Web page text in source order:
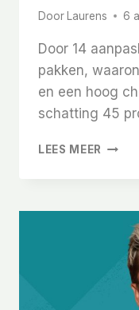
Door Laurens 6
Door 14
pakken,
en een hoog
schatting 45
LEES MEER
ZIJN
VOOR